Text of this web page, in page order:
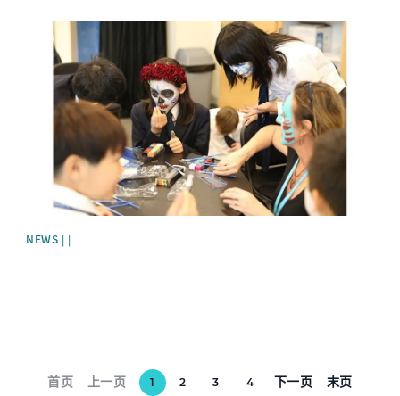
News image
NEWS | |
首页 上一页 1 2 3 4 下一页 末页